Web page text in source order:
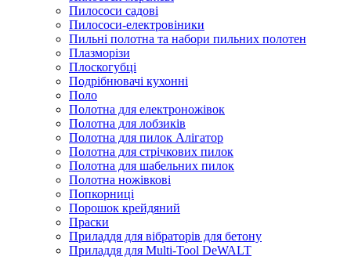
Пилососи садові
Пилососи-електровіники
Пильні полотна та набори пильних полотен
Плазморізи
Плоскогубці
Подрібнювачі кухонні
Поло
Полотна для електроножівок
Полотна для лобзиків
Полотна для пилок Алігатор
Полотна для стрічкових пилок
Полотна для шабельних пилок
Полотна ножівкові
Попкорниці
Порошок крейдяний
Праски
Приладдя для вібраторів для бетону
Приладдя для Multi-Tool DeWALT